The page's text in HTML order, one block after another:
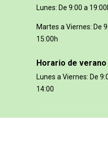
Lunes: De 9:00 a
Martes a Viernes: De
15:00h
Horario de
Lunes a Viernes: De
14:00